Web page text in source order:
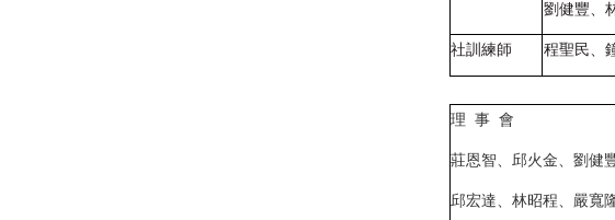
劉健豐、
社訓練師 程聖民、
理 事 會
莊恩智、邱火金、劉健
邱宏達、林昭程、嚴寬隆